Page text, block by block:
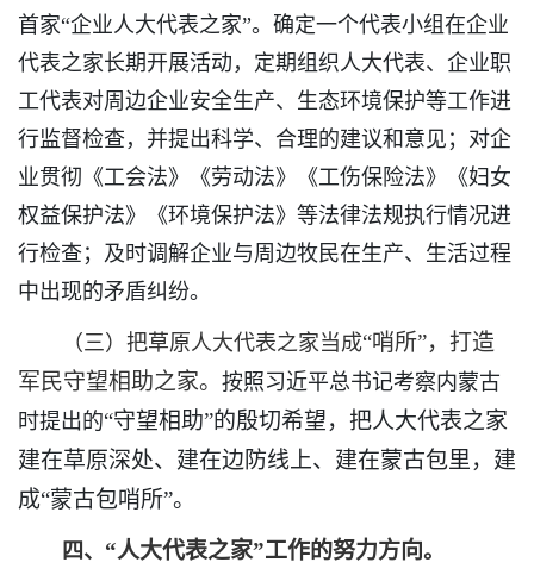
首家“企业人大代表之家”。确定一个代表小组在企业
代表之家长期开展活动，定期组织人大代表、企业职
工代表对周边企业安全生产、生态环境保护等工作进
行监督检查，并提出科学、合理的建议和意见；对企
业贯彻《工会法》《劳动法》《工伤保险法》《妇女
权益保护法》《环境保护法》等法律法规执行情况进
行检查；及时调解企业与周边牧民在生产、生活过程
中出现的矛盾纠纷。
（三）把草原人大代表之家当成“哨所”，打造
军民守望相助之家。 按照习近平总书记考察内蒙古
时提出的“守望相助”的殷切希望，把人大代表之家
建在草原深处、建在边防线上、建在蒙古包里，建
成“蒙古包哨所”。
四、 “人大代表之家”工作的努力方向。